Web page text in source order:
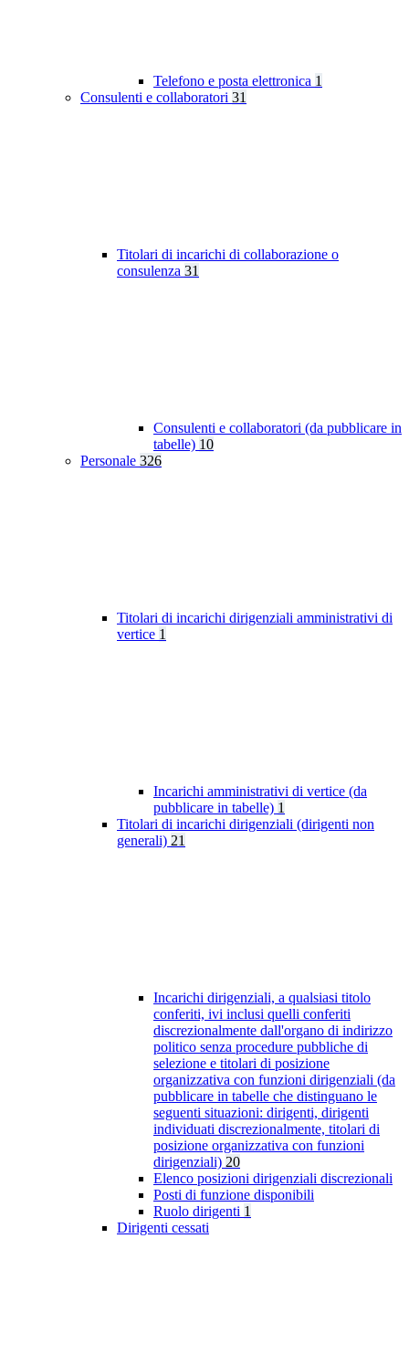
Telefono e posta elettronica 1
Consulenti e collaboratori 31
Titolari di incarichi di collaborazione o
consulenza 31
Consulenti e collaboratori (da pubblicare in
tabelle) 10
Personale 326
Titolari di incarichi dirigenziali amministrativi di
vertice 1
Incarichi amministrativi di vertice (da
pubblicare in tabelle) 1
Titolari di incarichi dirigenziali (dirigenti non
generali) 21
Incarichi dirigenziali, a qualsiasi titolo
conferiti, ivi inclusi quelli conferiti
discrezionalmente dall'organo di indirizzo
politico senza procedure pubbliche di
selezione e titolari di posizione
organizzativa con funzioni dirigenziali (da
pubblicare in tabelle che distinguano le
seguenti situazioni: dirigenti, dirigenti
individuati discrezionalmente, titolari di
posizione organizzativa con funzioni
dirigenziali) 20
Elenco posizioni dirigenziali discrezionali
Posti di funzione disponibili
Ruolo dirigenti 1
Dirigenti cessati